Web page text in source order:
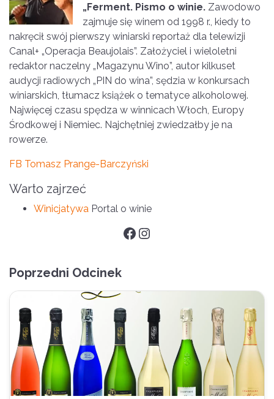
„Ferment. Pismo o winie. Zawodowo
zajmuje się winem od 1998 r., kiedy to
nakręcił swój pierwszy winiarski reportaż dla telewizji
Canal+ „Operacja Beaujolais”. Założyciel i wieloletni
redaktor naczelny „Magazynu Wino”, autor kilkuset
audycji radiowych „PIN do wina”, sędzia w konkursach
winiarskich, tłumacz książek o tematyce alkoholowej.
Najwięcej czasu spędza w winnicach Włoch, Europy
Środkowej i Niemiec. Najchętniej zwiedzałby je na
rowerze.
FB Tomasz Prange-Barczyński
Warto zajrzeć
Winicjatywa Portal o winie
Facebook
Instagram
Poprzedni Odcinek